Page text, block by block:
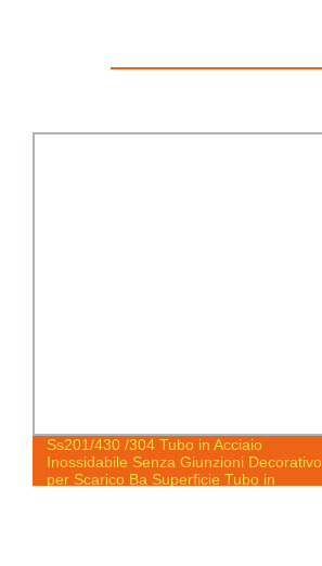
Ss201/430 /304 Tubo in Acciaio
Inossidabile Senza Giunzioni Decorativo
per Scarico Ba Superficie Tubo in